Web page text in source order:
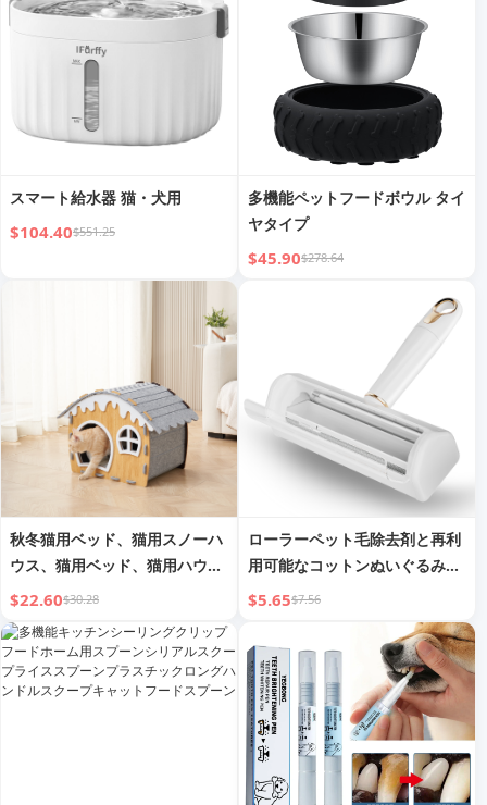
スマート給水器 猫・犬用
$104.40$551.25
多機能ペットフードボウル タイ
ヤタイプ
$45.90$278.64
秋冬猫用ベッド、猫用スノーハ
ウス、猫用ベッド、猫用ハウ
ス、半密閉型温かみのある犬用
ハウス、犬用ベッド、ペット用
ユルト
$22.60$30.28
ローラーペット毛除去剤と再利
用可能なコットンぬいぐるみロ
ーラー 猫と犬の毛除去剤、家
具、ソファ、カーペット、衣
類、寝具に適しています
$5.65$7.56